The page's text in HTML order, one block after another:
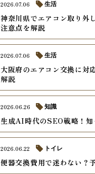
神奈川県でエアコン取り外
注意点を解説
2026.07.06 生活
大阪府のエアコン交換に対
解説
2026.07.06 生活
生成AI時代のSEO戦略！
2026.06.26 知識
便器交換費用で迷わない？
2026.06.22 トイレ